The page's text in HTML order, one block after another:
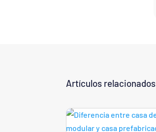
Artículos relacionados